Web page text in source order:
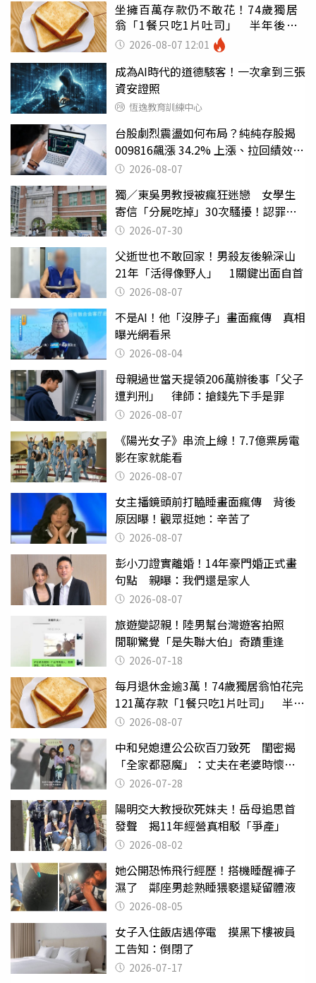
坐擁百萬存款仍不敢花！74歲獨居
翁「1餐只吃1片吐司」 半年後暴
瘦嚇壞女兒
2026-08-07 12:01
成為AI時代的道德駭客！一次拿到三張
資安證照
恆逸教育訓練中心
台股劇烈震盪如何布局？純純存股揭
009816飆漲 34.2% 上漲、拉回績效勝
主動式ETF
2026-08-07
獨／東吳男教授被瘋狂迷戀 女學生
寄信「分屍吃掉」30次騷擾！認罪免
關 2026-07-30
父逝世也不敢回家！男殺友後躲深山
21年「活得像野人」 1關鍵出面自首
2026-08-07
不是AI！他「沒脖子」畫面瘋傳 真相
曝光網看呆
2026-08-04
母親過世當天提領206萬辦後事「父子
遭判刑」 律師：搶錢先下手是罪
2026-08-07
《陽光女子》串流上線！7.7億票房電
影在家就能看
2026-08-07
女主播鏡頭前打瞌睡畫面瘋傳 背後
原因曝！觀眾挺她：辛苦了
2026-08-07
彭小刀證實離婚！14年豪門婚正式畫
句點 親曝：我們還是家人
2026-08-07
旅遊變認親！陸男幫台灣遊客拍照
閒聊驚覺「是失聯大伯」奇蹟重逢
2026-07-18
每月退休金逾3萬！74歲獨居翁怕花完
121萬存款「1餐只吃1片吐司」 半年
後暴瘦嚇壞女兒
2026-08-07
中和兒媳遭公公砍百刀致死 閨密揭
「全家都惡魔」：丈夫在老婆時懷孕
摔東西
2026-07-28
陽明交大教授砍死妹夫！岳母追思首
發聲 揭11年經營真相駁「爭產」
2026-08-02
她公開恐怖飛行經歷！搭機睡醒褲子
濕了 鄰座男趁熟睡猥褻還疑留體液
2026-08-05
女子入住飯店遇停電 摸黑下樓被員
工告知：倒閉了
2026-07-17